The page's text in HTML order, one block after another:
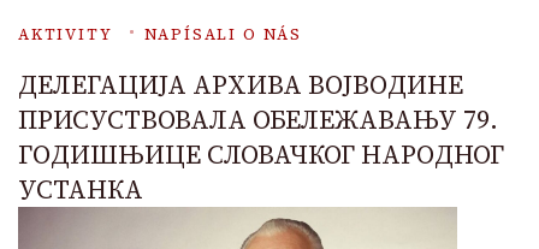
AKTIVITY NAPÍSALI O NÁS
ДЕЛЕГАЦИЈА АРХИВА ВОЈВОДИНЕ
ПРИСУСТВОВАЛА ОБЕЛЕЖАВАЊУ 79.
ГОДИШЊИЦЕ СЛОВАЧКОГ НАРОДНОГ
УСТАНКА